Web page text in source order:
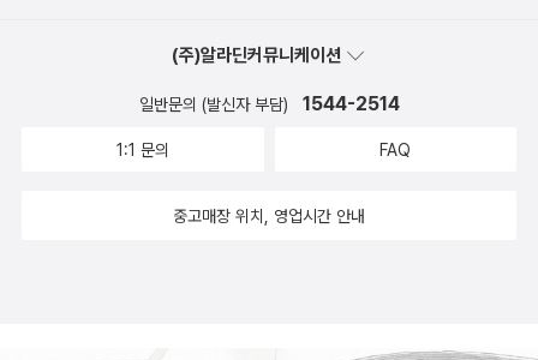
(주)알라딘커뮤니케이션
일반문의 (발신자 부담) 1544-2514
1:1 문의 FAQ
중고매장 위치, 영업시간 안내